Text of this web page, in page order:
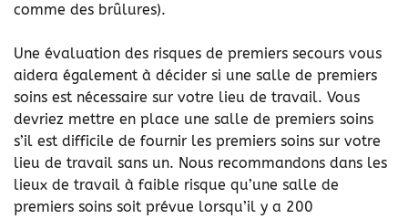
comme des brûlures).
Une évaluation des risques de premiers secours vous
aidera également à décider si une salle de premiers
soins est nécessaire sur votre lieu de travail. Vous
devriez mettre en place une salle de premiers soins
s’il est difficile de fournir les premiers soins sur votre
lieu de travail sans un. Nous recommandons dans les
lieux de travail à faible risque qu’une salle de
premiers soins soit prévue lorsqu’il y a 200